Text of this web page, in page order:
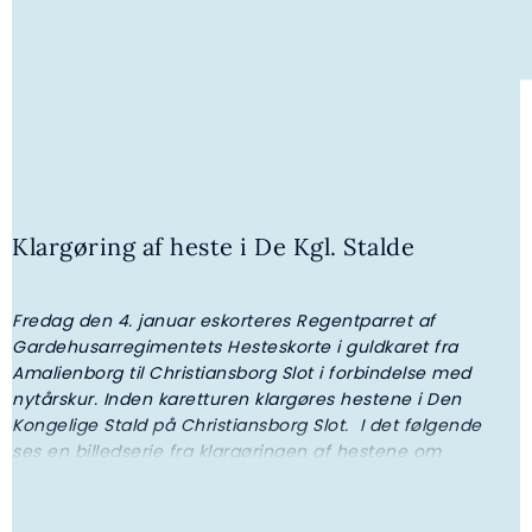
Klargøring af heste i De Kgl. Stalde
Fredag den 4. januar eskorteres Regentparret af
Gardehusarregimentets Hesteskorte i guldkaret fra
Amalienborg til Christiansborg Slot i forbindelse med
nytårskur. Inden karetturen klargøres hestene i Den
Kongelige Stald på Christiansborg Slot. I det følgende
ses en billedserie fra klargøringen af hestene om
4. AUGUST 2026 | GALLERI
H.K.H. Prinsesse Benedikte overrakte
legater fra I.P. Nielsen Fonden